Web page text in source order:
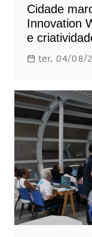
Cidade
Innovation
e
ter, 04/08/